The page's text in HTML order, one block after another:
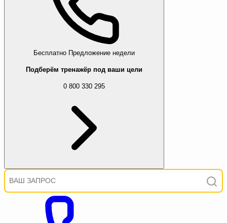
Бесплатно Предложение недели
Подберём тренажёр под ваши цели
0 800 330 295